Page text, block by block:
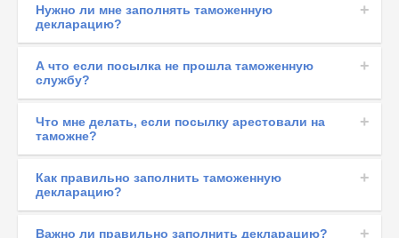
Нужно ли мне заполнять таможенную
декларацию?
А что если посылка не прошла таможенную
службу?
Что мне делать, если посылку арестовали на
таможне?
Как правильно заполнить таможенную
декларацию?
Важно ли правильно заполнить декларацию?